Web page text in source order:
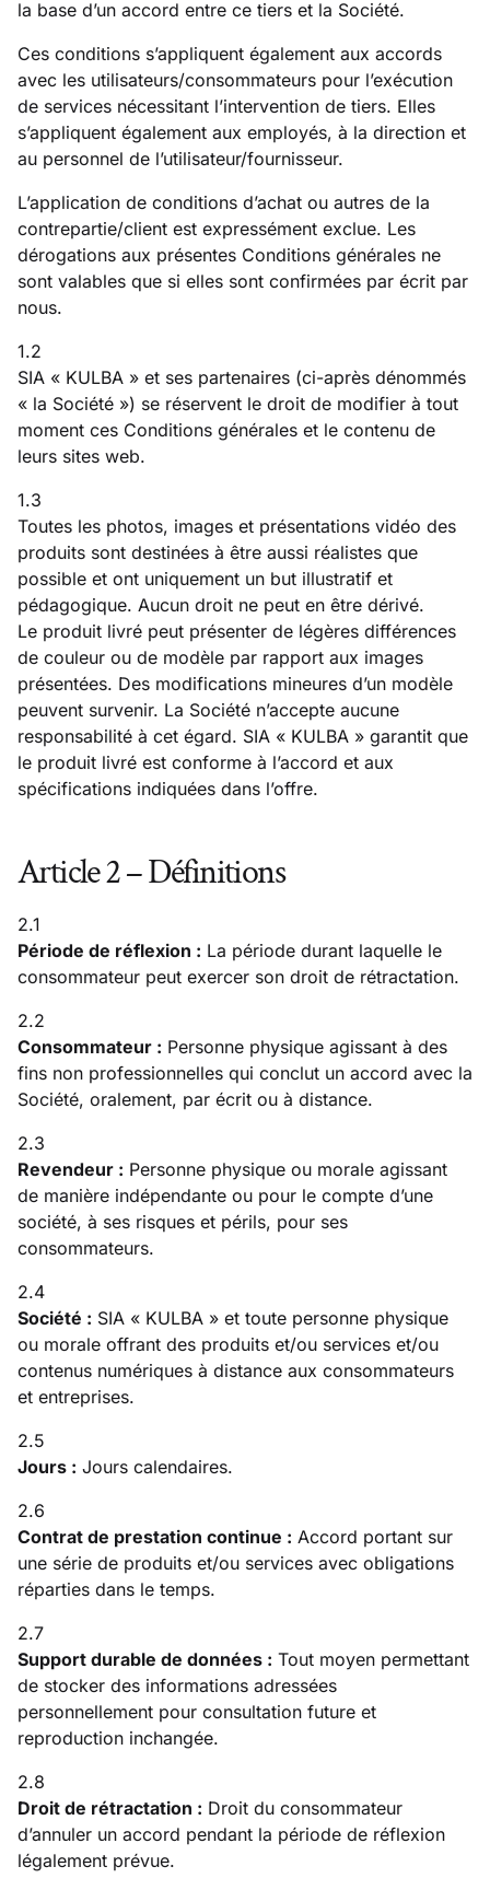
la base d’un accord entre ce tiers et la Société.
Ces conditions s’appliquent également aux accords
avec les utilisateurs/consommateurs pour l’exécution
de services nécessitant l’intervention de tiers. Elles
s’appliquent également aux employés, à la direction et
au personnel de l’utilisateur/fournisseur.
L’application de conditions d’achat ou autres de la
contrepartie/client est expressément exclue. Les
dérogations aux présentes Conditions générales ne
sont valables que si elles sont confirmées par écrit par
nous.
1.2
SIA « KULBA » et ses partenaires (ci-après dénommés
« la Société ») se réservent le droit de modifier à tout
moment ces Conditions générales et le contenu de
leurs sites web.
1.3
Toutes les photos, images et présentations vidéo des
produits sont destinées à être aussi réalistes que
possible et ont uniquement un but illustratif et
pédagogique. Aucun droit ne peut en être dérivé.
Le produit livré peut présenter de légères différences
de couleur ou de modèle par rapport aux images
présentées. Des modifications mineures d’un modèle
peuvent survenir. La Société n’accepte aucune
responsabilité à cet égard. SIA « KULBA » garantit que
le produit livré est conforme à l’accord et aux
spécifications indiquées dans l’offre.
Article 2 – Définitions
2.1
Période de réflexion : La période durant laquelle le
consommateur peut exercer son droit de rétractation.
2.2
Consommateur : Personne physique agissant à des
fins non professionnelles qui conclut un accord avec la
Société, oralement, par écrit ou à distance.
2.3
Revendeur : Personne physique ou morale agissant
de manière indépendante ou pour le compte d’une
société, à ses risques et périls, pour ses
consommateurs.
2.4
Société : SIA « KULBA » et toute personne physique
ou morale offrant des produits et/ou services et/ou
contenus numériques à distance aux consommateurs
et entreprises.
2.5
Jours : Jours calendaires.
2.6
Contrat de prestation continue : Accord portant sur
une série de produits et/ou services avec obligations
réparties dans le temps.
2.7
Support durable de données : Tout moyen permettant
de stocker des informations adressées
personnellement pour consultation future et
reproduction inchangée.
2.8
Droit de rétractation : Droit du consommateur
d’annuler un accord pendant la période de réflexion
légalement prévue.